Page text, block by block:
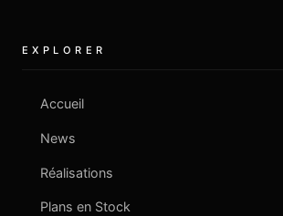
EXPLORER
Accueil
News
Réalisations
Plans en Stock